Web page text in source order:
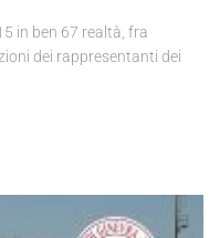
in ben 67 realtà, fra
dei rappresentanti dei